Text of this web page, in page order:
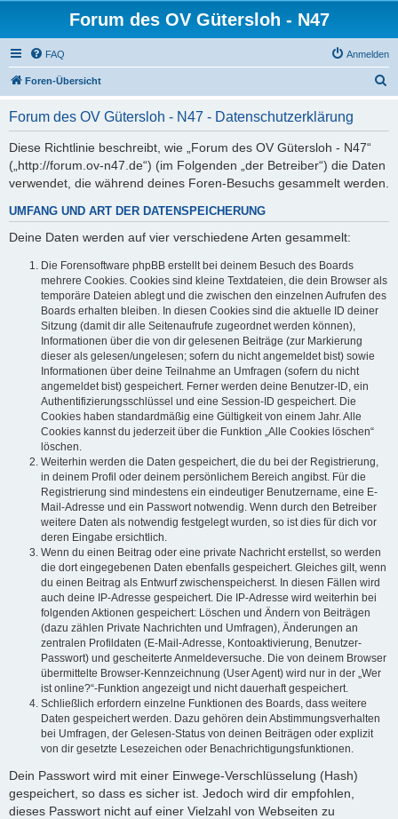
Forum des OV Gütersloh - N47
FAQ Anmelden
Foren-Übersicht
Forum des OV Gütersloh - N47 - Datenschutzerklärung
Diese Richtlinie beschreibt, wie „Forum des OV Gütersloh - N47“
(„http://forum.ov-n47.de“) (im Folgenden „der Betreiber“) die Daten
verwendet, die während deines Foren-Besuchs gesammelt werden.
UMFANG UND ART DER DATENSPEICHERUNG
Deine Daten werden auf vier verschiedene Arten gesammelt:
Die Forensoftware phpBB erstellt bei deinem Besuch des Boards
mehrere Cookies. Cookies sind kleine Textdateien, die dein Browser als
temporäre Dateien ablegt und die zwischen den einzelnen Aufrufen des
Boards erhalten bleiben. In diesen Cookies sind die aktuelle ID deiner
Sitzung (damit dir alle Seitenaufrufe zugeordnet werden können),
Informationen über die von dir gelesenen Beiträge (zur Markierung
dieser als gelesen/ungelesen; sofern du nicht angemeldet bist) sowie
Informationen über deine Teilnahme an Umfragen (sofern du nicht
angemeldet bist) gespeichert. Ferner werden deine Benutzer-ID, ein
Authentifizierungsschlüssel und eine Session-ID gespeichert. Die
Cookies haben standardmäßig eine Gültigkeit von einem Jahr. Alle
Cookies kannst du jederzeit über die Funktion „Alle Cookies löschen“
löschen.
Weiterhin werden die Daten gespeichert, die du bei der Registrierung,
in deinem Profil oder deinem persönlichem Bereich angibst. Für die
Registrierung sind mindestens ein eindeutiger Benutzername, eine E-
Mail-Adresse und ein Passwort notwendig. Wenn durch den Betreiber
weitere Daten als notwendig festgelegt wurden, so ist dies für dich vor
deren Eingabe ersichtlich.
Wenn du einen Beitrag oder eine private Nachricht erstellst, so werden
die dort eingegebenen Daten ebenfalls gespeichert. Gleiches gilt, wenn
du einen Beitrag als Entwurf zwischenspeicherst. In diesen Fällen wird
auch deine IP-Adresse gespeichert. Die IP-Adresse wird weiterhin bei
folgenden Aktionen gespeichert: Löschen und Ändern von Beiträgen
(dazu zählen Private Nachrichten und Umfragen), Änderungen an
zentralen Profildaten (E-Mail-Adresse, Kontoaktivierung, Benutzer-
Passwort) und gescheiterte Anmeldeversuche. Die von deinem Browser
übermittelte Browser-Kennzeichnung (User Agent) wird nur in der „Wer
ist online?“-Funktion angezeigt und nicht dauerhaft gespeichert.
Schließlich erfordern einzelne Funktionen des Boards, dass weitere
Daten gespeichert werden. Dazu gehören dein Abstimmungsverhalten
bei Umfragen, der Gelesen-Status von deinen Beiträgen oder explizit
von dir gesetzte Lesezeichen oder Benachrichtigungsfunktionen.
Dein Passwort wird mit einer Einwege-Verschlüsselung (Hash)
gespeichert, so dass es sicher ist. Jedoch wird dir empfohlen,
dieses Passwort nicht auf einer Vielzahl von Webseiten zu